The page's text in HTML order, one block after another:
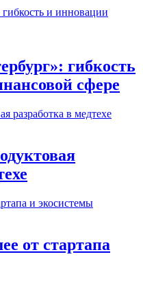
гибкость
сфере
от стартапа